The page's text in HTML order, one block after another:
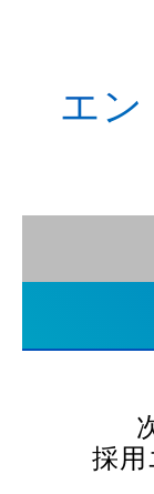
エ
採